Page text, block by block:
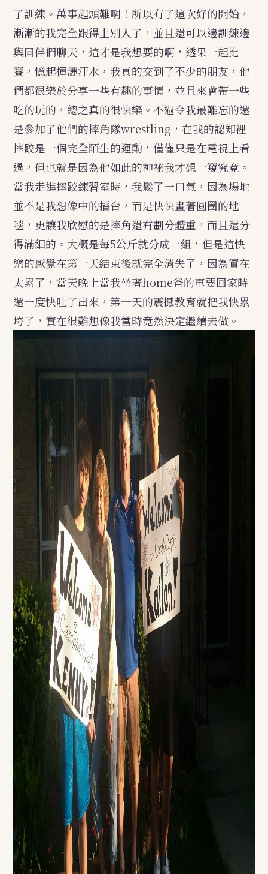
了訓練。萬事起頭難啊！ 所以有了這次好的開始，
漸漸的我完全跟得上別人了，並且還可以邊訓練邊
與同伴們聊天，這才是我想要的啊，透果一起比
賽，憶起揮灑汗水，我真的交到了不少的朋友，他
們都很樂於分享一些有趣的事情，並且來會帶一些
吃的玩的，總之真的很快樂。不過令我最難忘的還
是參加了他們的摔角隊wrestling，在我的認知裡
摔跤是一個完全陌生的運動，僅僅只是在電視上看
過，但也就是因為他如此的神祕我才想一窺究竟。
當我走進摔跤練習室時，我鬆了一口氣，因為場地
並不是我想像中的擂台，而是快快畫著圓圈的地
毯，更讓我欣慰的是摔角還有劃分體重，而且還分
得滿細的。大概是每5公斤就分成一組，但是這快
樂的感覺在第一天結束後就完全消失了，因為實在
太累了，當天晚上當我坐著home爸的車要回家時
還一度快吐了出來，第一天的震撼教育就把我快累
垮了，實在很難想像我當時竟然決定繼續去做。